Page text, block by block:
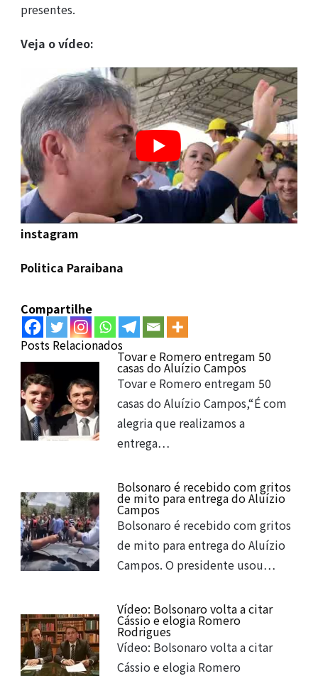
presentes.
Veja o vídeo:
instagram
Politica Paraibana
Compartilhe
Posts Relacionados
Tovar e Romero entregam 50
casas do Aluízio Campos
Tovar e Romero entregam 50
casas do Aluízio Campos,“É com
alegria que realizamos a
entrega…
Bolsonaro é recebido com gritos
de mito para entrega do Aluízio
Campos
Bolsonaro é recebido com gritos
de mito para entrega do Aluízio
Campos. O presidente usou…
Vídeo: Bolsonaro volta a citar
Cássio e elogia Romero
Rodrigues
Vídeo: Bolsonaro volta a citar
Cássio e elogia Romero